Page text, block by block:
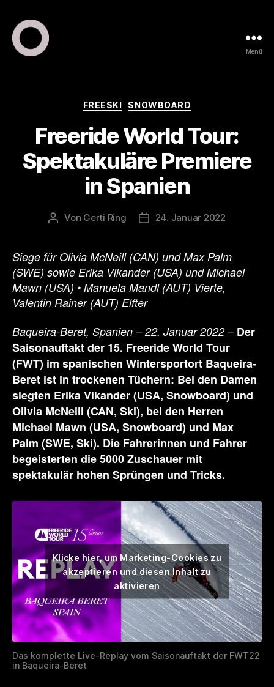
marketing
Menü
Kategorien
FREESKI SNOWBOARD
Freeride World Tour:
Spektakuläre Premiere
in Spanien
Beitragsautor
Von Gerti Ring Veröffentlichungsdatum
24. Januar 2022
Siege für Olivia McNeill (CAN) und Max Palm
(SWE) sowie Erika Vikander (USA) und Michael
Mawn (USA) • Manuela Mandl (AUT) Vierte,
Valentin Rainer (AUT) Elfter
Baqueira-Beret, Spanien – 22. Januar 2022– Der
Saisonauftakt der 15. Freeride World Tour
(FWT) im spanischen Wintersportort Baqueira-
Beret ist in trockenen Tüchern: Bei den Damen
siegten Erika Vikander (USA, Snowboard) und
Olivia McNeill (CAN, Ski), bei den Herren
Michael Mawn (USA, Snowboard) und Max
Palm (SWE, Ski). Die Fahrerinnen und Fahrer
begeisterten die 5000 Zuschauer mit
spektakulär hohen Sprüngen und Tricks.
Klicke hier, um Marketing-Cookies zu
akzeptieren und diesen Inhalt zu
aktivieren
Das komplette Live-Replay vom Saisonauftakt der FWT22
in Baqueira-Beret